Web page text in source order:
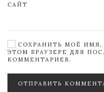
САЙТ
СОХРАНИТЬ МОЁ ИМЯ,
ЭТОМ БРАУЗЕРЕ ДЛЯ
КОММЕНТАРИЕВ.
ОТПРАВИТЬ